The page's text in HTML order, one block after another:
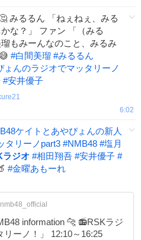
みるるん 「ねぇねぇ、みる
な？」 ファン 「（みる
もみーんなのこと、みるみ
#白間美瑠 #みるるん
んのラジオでマッタリーノ
#安井優子
6:02
ケイトとあやぴょんの新人
タリーノpart3 #NMB48 #塩月
ラジオ #相田翔吾 #安井優子 #
#金曜あもーれ
🐆 📻RSKラジ
ーノ！」 12:10～16:25